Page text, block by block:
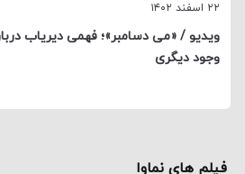
۲۲ اسفند ۱۴۰۲
ویدیو / «می دسامبر»؛ فهمی دیریاب
وجود دیگری
فیلم های نماوا